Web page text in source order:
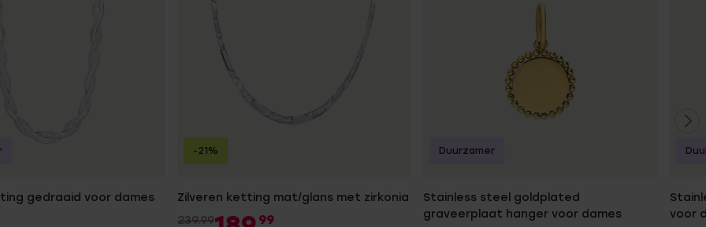
gedraaid voor dames
Zilveren ketting mat/glans met zirkonia
239.99
99
-21%
Stainless steel goldplated
graveerplaat hanger voor dames
Duurzamer
voor